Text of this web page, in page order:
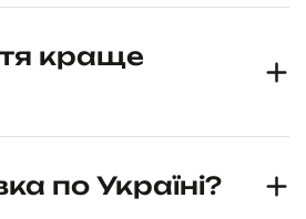
краще
по Україні?